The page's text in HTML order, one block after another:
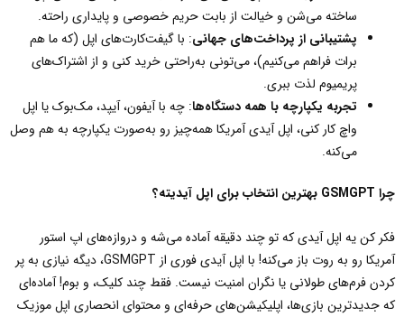
ساخته می‌شن و خیالت از بابت حریم خصوصی و پایداری راحته.
پشتیبانی از پرداخت‌های جهانی: با گیفت‌کارت‌های اپل (که ما هم
برات فراهم می‌کنیم)، می‌تونی به‌راحتی خرید کنی و از اشتراک‌های
پریمیوم لذت ببری.
تجربه یکپارچه با همه دستگاه‌ها: چه با آیفون، آیپد، مک‌بوک یا اپل
واچ کار کنی، اپل آیدی آمریکا همه‌چیز رو به‌صورت یکپارچه به هم وصل
می‌کنه.
چرا بهترین انتخاب برای اپل آیدیته؟
فکر کن یه اپل آیدی که تو چند دقیقه آماده می‌شه و دروازه‌های اپ استور
آمریکا رو به روت باز می‌کنه! با اپل آیدی فوری از GSMGPT، دیگه نیازی به پر
کردن فرم‌های طولانی یا نگران امنیت نیست. فقط چند کلیک، و بوم! آماده‌ای
که جدیدترین بازی‌ها، اپلیکیشن‌های حرفه‌ای و محتوای انحصاری اپل موزیک